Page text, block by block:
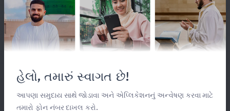
લિંક્સ
સંસ્થા વિષે
સંપર્ક
હેલો, તમારું સ્વાગત છે!
આપણા સમુદાય સાથે જોડાવા અને એપ્લિકેશનનું અન્વેષણ કરવા માટે
તમારો ફોન નંબર દાખલ કરો.